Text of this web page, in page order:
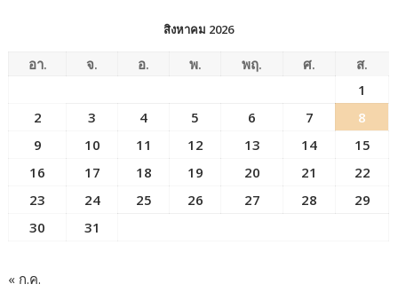
สิงหาคม 2026
อา. จ. อ. พ. พฤ. ศ.
ส.
1
2
3 4 5 6 7
8
9
10 11 12 13 14
15
16
17 18 19 20 21
22
23
24 25 26 27 28
29
30
31
« ก.ค.